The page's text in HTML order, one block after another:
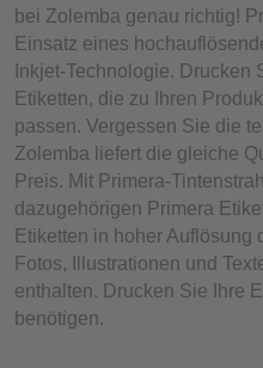
bei Zolemba genau richtig!
Einsatz eines
Inkjet-Technologie. Drucken
Etiketten, die zu Ihren
passen. Vergessen Sie die
Zolemba liefert die gleiche
Preis. Mit Primera-
dazugehörigen Primera
Etiketten in hoher Auflösung
Fotos, Illustrationen und
enthalten. Drucken Sie Ihre
benötigen.